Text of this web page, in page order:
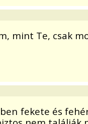
mint Te, csak
fekete és